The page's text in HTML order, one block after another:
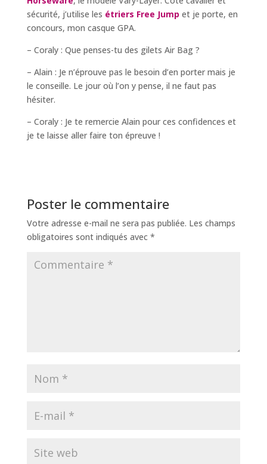
sécurité, j’utilise les étriers Free Jump et je porte, en
concours, mon casque GPA.
– Coraly : Que penses-tu des gilets Air Bag ?
– Alain : Je n’éprouve pas le besoin d’en porter mais je
le conseille. Le jour où l’on y pense, il ne faut pas
hésiter.
– Coraly : Je te remercie Alain pour ces confidences et
je te laisse aller faire ton épreuve !
Poster le commentaire
Votre adresse e-mail ne sera pas publiée. Les champs
obligatoires sont indiqués avec *